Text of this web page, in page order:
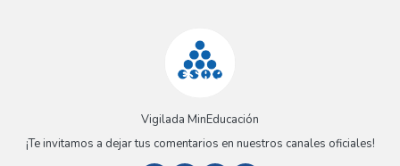
Vigilada MinEducación
¡Te invitamos a dejar tus comentarios en nuestros canales oficiales!